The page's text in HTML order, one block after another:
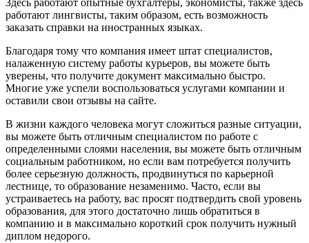
Здесь работают опытные бухгалтеры, экономисты, также здесь
работают лингвисты, таким образом, есть возможность
заказать справки на иностранных языках.
Благодаря тому что компания имеет штат специалистов,
налаженную систему работы курьеров, вы можете быть
уверены, что получите документ максимально быстро.
Многие уже успели воспользоваться услугами компании и
оставили свои отзывы на сайте.
В жизни каждого человека могут сложиться разные ситуации,
вы можете быть отличным специалистом по работе с
определенными слоями населения, вы можете быть отличным
социальным работником, но если вам потребуется получить
более серьезную должность, продвинуться по карьерной
лестнице, то образование незаменимо. Часто, если вы
устраиваетесь на работу, вас просят подтвердить свой уровень
образования, для этого достаточно лишь обратиться в
компанию и в максимально короткий срок получить нужный
диплом недорого.